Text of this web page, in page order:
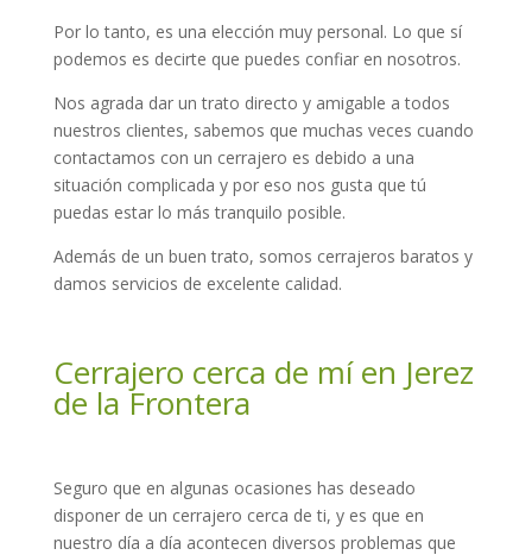
Por lo tanto, es una elección muy personal. Lo que sí
podemos es decirte que puedes confiar en nosotros.
Nos agrada dar un trato directo y amigable a todos
nuestros clientes, sabemos que muchas veces cuando
contactamos con un cerrajero es debido a una
situación complicada y por eso nos gusta que tú
puedas estar lo más tranquilo posible.
Además de un buen trato, somos cerrajeros baratos y
damos servicios de excelente calidad.
Cerrajero cerca de mí en Jerez
de la Frontera
Seguro que en algunas ocasiones has deseado
disponer de un cerrajero cerca de ti, y es que en
nuestro día a día acontecen diversos problemas que